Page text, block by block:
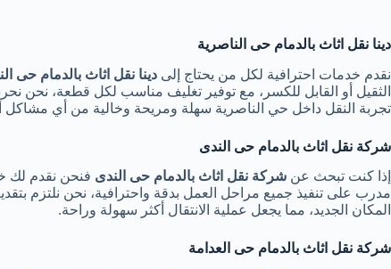
دينا نقل اثاث بالدمام حى الناصرية
نقدم خدمات احترافية لكل من يحتاج إلى دينا نقل اثاث بالدمام حى
الثقيل أو القابل للكسر، مع توفير تغليف مناسب لكل قطعة، نحن
تجربة النقل داخل حي الناصرية سهلة ومريحة وخالية من أي مشاكل
شركة نقل اثاث بالدمام حى الندى
إذا كنت تبحث عن شركة نقل اثاث بالدمام حى الندى فنحن نقدم لك
مدرب على تنفيذ جميع مراحل العمل بدقة واحترافية، نحن نلتزم
المكان الجديد، مما يجعل عملية الانتقال أكثر سهولة وراحة.
شركة نقل اثاث بالدمام حى العدامة